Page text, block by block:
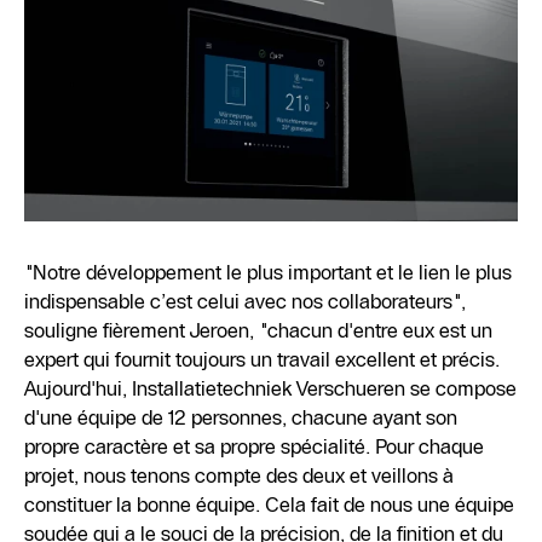
"Notre développement le plus important et le lien le plus
indispensable c’est celui avec nos collaborateurs",
souligne fièrement Jeroen, "chacun d'entre eux est un
expert qui fournit toujours un travail excellent et précis.
Aujourd'hui, Installatietechniek Verschueren se compose
d'une équipe de 12 personnes, chacune ayant son
propre caractère et sa propre spécialité. Pour chaque
projet, nous tenons compte des deux et veillons à
constituer la bonne équipe. Cela fait de nous une équipe
soudée qui a le souci de la précision, de la finition et du